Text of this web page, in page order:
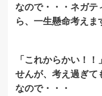
なので・・・ネガテ
ら、一生懸命考えま
「これからかい！
せんが、考え過ぎて
なので・・・